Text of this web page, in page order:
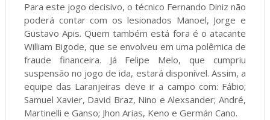
Para este jogo decisivo, o técnico Fernando Diniz não
poderá contar com os lesionados Manoel, Jorge e
Gustavo Apis. Quem também está fora é o atacante
William Bigode, que se envolveu em uma polêmica de
fraude financeira. Já Felipe Melo, que cumpriu
suspensão no jogo de ida, estará disponível. Assim, a
equipe das Laranjeiras deve ir a campo com: Fábio;
Samuel Xavier, David Braz, Nino e Alexsander; André,
Martinelli e Ganso; Jhon Arias, Keno e Germán Cano.